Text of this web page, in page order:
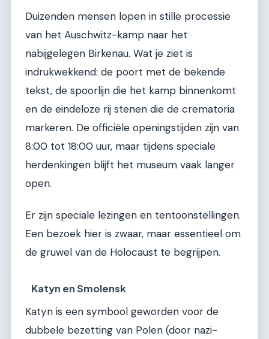
Duizenden mensen lopen in stille processie
van het Auschwitz-kamp naar het
nabijgelegen Birkenau. Wat je ziet is
indrukwekkend: de poort met de bekende
tekst, de spoorlijn die het kamp binnenkomt
en de eindeloze rij stenen die de crematoria
markeren. De officiële openingstijden zijn van
8:00 tot 18:00 uur, maar tijdens speciale
herdenkingen blijft het museum vaak langer
open.
Er zijn speciale lezingen en tentoonstellingen.
Een bezoek hier is zwaar, maar essentieel om
de gruwel van de Holocaust te begrijpen.
Katyn en Smolensk
Katyn is een symbool geworden voor de
dubbele bezetting van Polen (door nazi-